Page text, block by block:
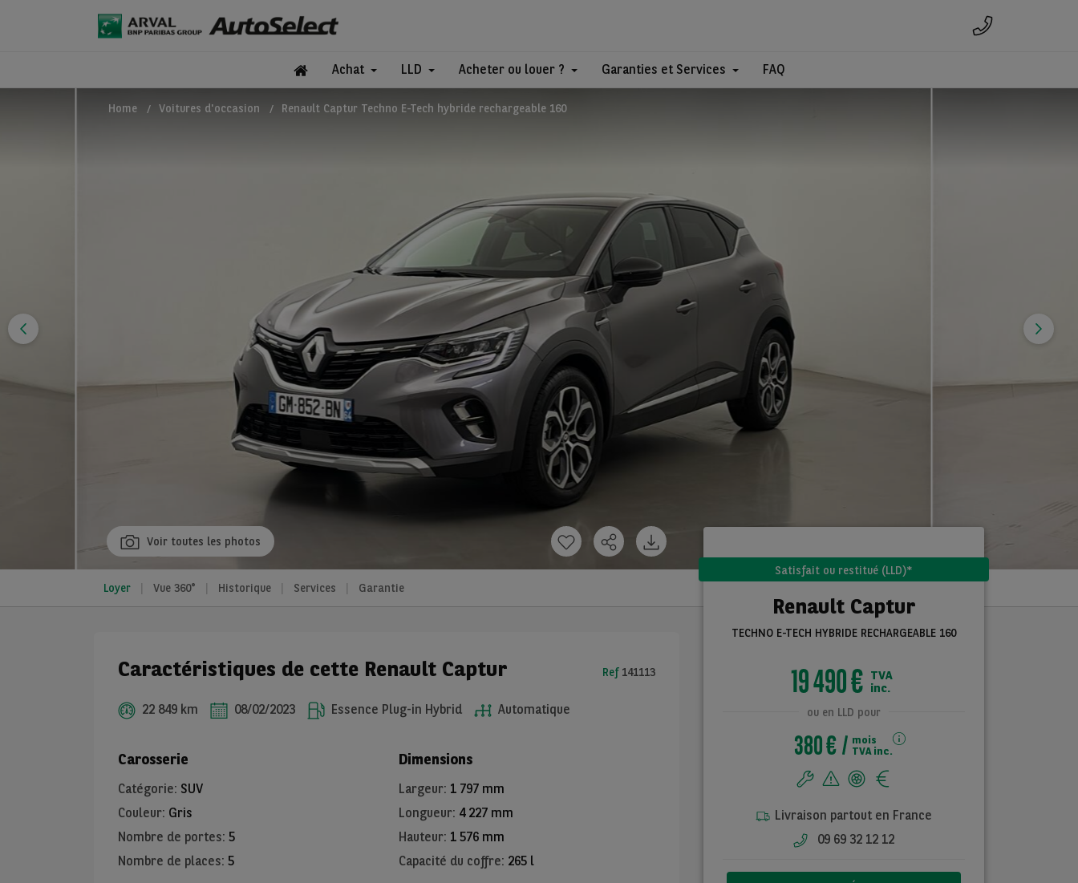
Achat LLD Acheter ou louer ? Garanties et Services FAQ
Home Voitures d'occasion Renault Captur Techno E-Tech hybride rechargeable 160
Voir toutes les photos
Loyer Vue 360° Historique Services Garantie
Satisfait ou restitué (LLD)*
Renault Captur
TECHNO E-TECH HYBRIDE RECHARGEABLE 160
19 490 € TVA
inc.
ou en LLD pour
380 €
mois
TVA inc.
Livraison partout en France
09 69 32 12 12
Caractéristiques de cette Renault Captur
22 849 km 08/02/2023 Essence Plug-in Hybrid Automatique
Ref 141113
Carosserie
Catégorie: SUV
Couleur: Gris
Nombre de portes: 5
Nombre de places: 5
Dimensions
Largeur: 1 797 mm
Longueur: 4 227 mm
Hauteur: 1 576 mm
Capacité du coffre: 265 l